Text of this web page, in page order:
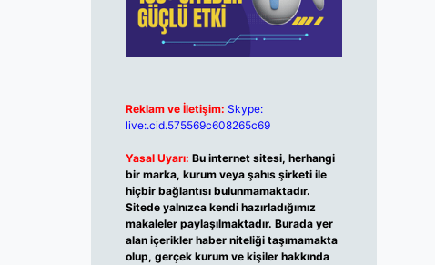
Reklam ve İletişim: Skype:
live:.cid.575569c608265c69
Yasal Uyarı: Bu internet sitesi, herhangi
bir marka, kurum veya şahıs şirketi ile
hiçbir bağlantısı bulunmamaktadır.
Sitede yalnızca kendi hazırladığımız
makaleler paylaşılmaktadır. Burada yer
alan içerikler haber niteliği taşımamakta
olup, gerçek kurum ve kişiler hakkında